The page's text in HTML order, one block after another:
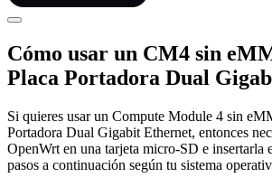
Cómo usar un CM4 sin
Placa Portadora Dual
Si quieres usar un Compute Module 4 sin
Portadora Dual Gigabit Ethernet, entonces
OpenWrt en una tarjeta micro-SD e insertarla
pasos a continuación según tu sistema